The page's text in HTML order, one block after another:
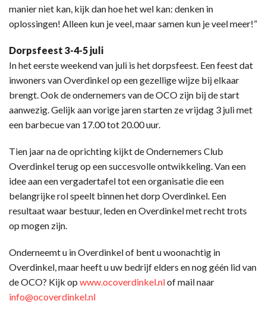
manier niet kan, kijk dan hoe het wel kan: denken in
oplossingen! Alleen kun je veel, maar samen kun je veel meer!”
Dorpsfeest 3-4-5 juli
In het eerste weekend van juli is het dorpsfeest. Een feest dat
inwoners van Overdinkel op een gezellige wijze bij elkaar
brengt. Ook de ondernemers van de OCO zijn bij de start
aanwezig. Gelijk aan vorige jaren starten ze vrijdag 3 juli met
een barbecue van 17.00 tot 20.00 uur.
Tien jaar na de oprichting kijkt de Ondernemers Club
Overdinkel terug op een succesvolle ontwikkeling. Van een
idee aan een vergadertafel tot een organisatie die een
belangrijke rol speelt binnen het dorp Overdinkel. Een
resultaat waar bestuur, leden en Overdinkel met recht trots
op mogen zijn.
Onderneemt u in Overdinkel of bent u woonachtig in
Overdinkel, maar heeft u uw bedrijf elders en nog géén lid van
de OCO? Kijk op www.ocoverdinkel.nlof mail naar
info@ocoverdinkel.nl